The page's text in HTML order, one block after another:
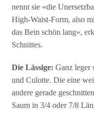
nennt sie «die
High-Waist-Form, also
das Bein schön lang»,
Schnittes.
Die Lässige: Ganz leger
und Culotte. Die eine
andere gerade
Saum in 3/4 oder 7/8